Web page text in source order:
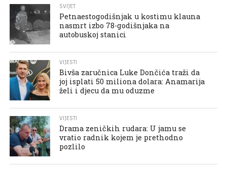
SVIJET
Petnaestogodišnjak u kostimu klauna
nasmrt izbo 78-godišnjaka na
autobuskoj stanici
VIJESTI
Bivša zaručnica Luke Dončića traži da
joj isplati 50 miliona dolara: Anamarija
želi i djecu da mu oduzme
VIJESTI
Drama zeničkih rudara: U jamu se
vratio radnik kojem je prethodno
pozlilo